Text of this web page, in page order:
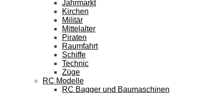
Jahrmarkt
Kirchen
Militär
Mittelalter
Piraten
Raumfahrt
Schiffe
Technic
Züge
RC Modelle
RC Bagger und Baumaschinen